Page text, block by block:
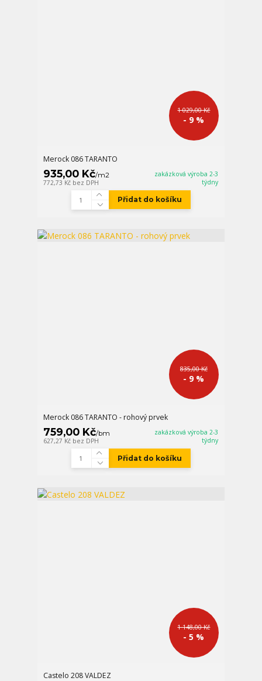
1 029,00 Kč
- 9 %
Merock 086 TARANTO
935,00 Kč/m2
772,73 Kč bez DPH
zakázková výroba 2-3
týdny
Přidat do košíku
835,00 Kč
- 9 %
Merock 086 TARANTO - rohový prvek
759,00 Kč/bm
627,27 Kč bez DPH
zakázková výroba 2-3
týdny
Přidat do košíku
1 148,00 Kč
- 5 %
Castelo 208 VALDEZ